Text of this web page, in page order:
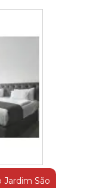
Jardim São